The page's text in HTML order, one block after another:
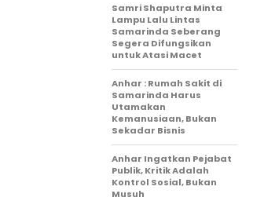
Samri Shaputra Minta
Lampu Lalu Lintas
Samarinda Seberang
Segera Difungsikan
untuk Atasi Macet
Anhar : Rumah Sakit di
Samarinda Harus
Utamakan
Kemanusiaan, Bukan
Sekadar Bisnis
Anhar Ingatkan Pejabat
Publik, Kritik Adalah
Kontrol Sosial, Bukan
Musuh